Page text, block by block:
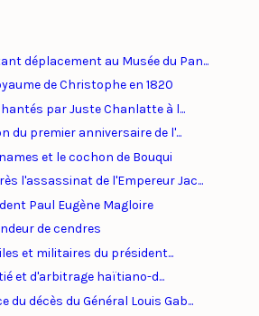
déplacement au Musée du Pan...
de Christophe en 1820
par Juste Chanlatte à l...
du premier anniversaire de l'...
et le cochon de Bouqui
l'assassinat de l'Empereur Jac...
Paul Eugène Magloire
de cendres
et militaires du président...
et d'arbitrage haïtiano-d...
du décès du Général Louis Gab...